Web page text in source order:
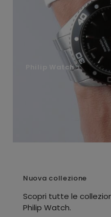
Philip Watch
Nuova collezione
Scopri tutte le
Philip Watch.